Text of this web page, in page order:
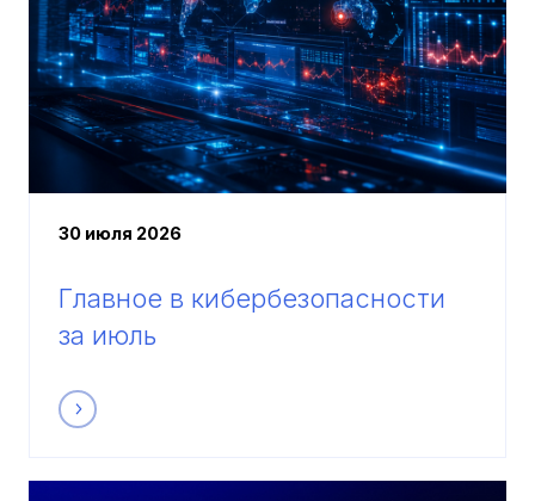
30 июля 2026
Главное в кибербезопасности
за июль